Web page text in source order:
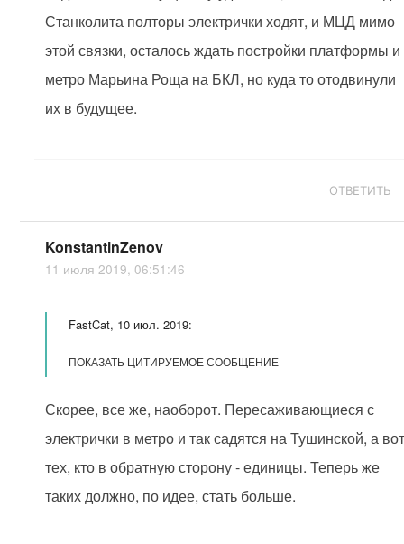
Станколита полторы электрички ходят, и МЦД мимо
этой связки, осталось ждать постройки платформы и
метро Марьина Роща на БКЛ, но куда то отодвинули
их в будущее.
ОТВЕТИТЬ
KonstantinZenov
11 июля 2019, 06:51:46
FastCat, 10 июл. 2019:
ПОКАЗАТЬ ЦИТИРУЕМОЕ СООБЩЕНИЕ
Скорее, все же, наоборот. Пересаживающиеся с
электрички в метро и так садятся на Тушинской, а
тех, кто в обратную сторону - единицы. Теперь же
таких должно, по идее, стать больше.